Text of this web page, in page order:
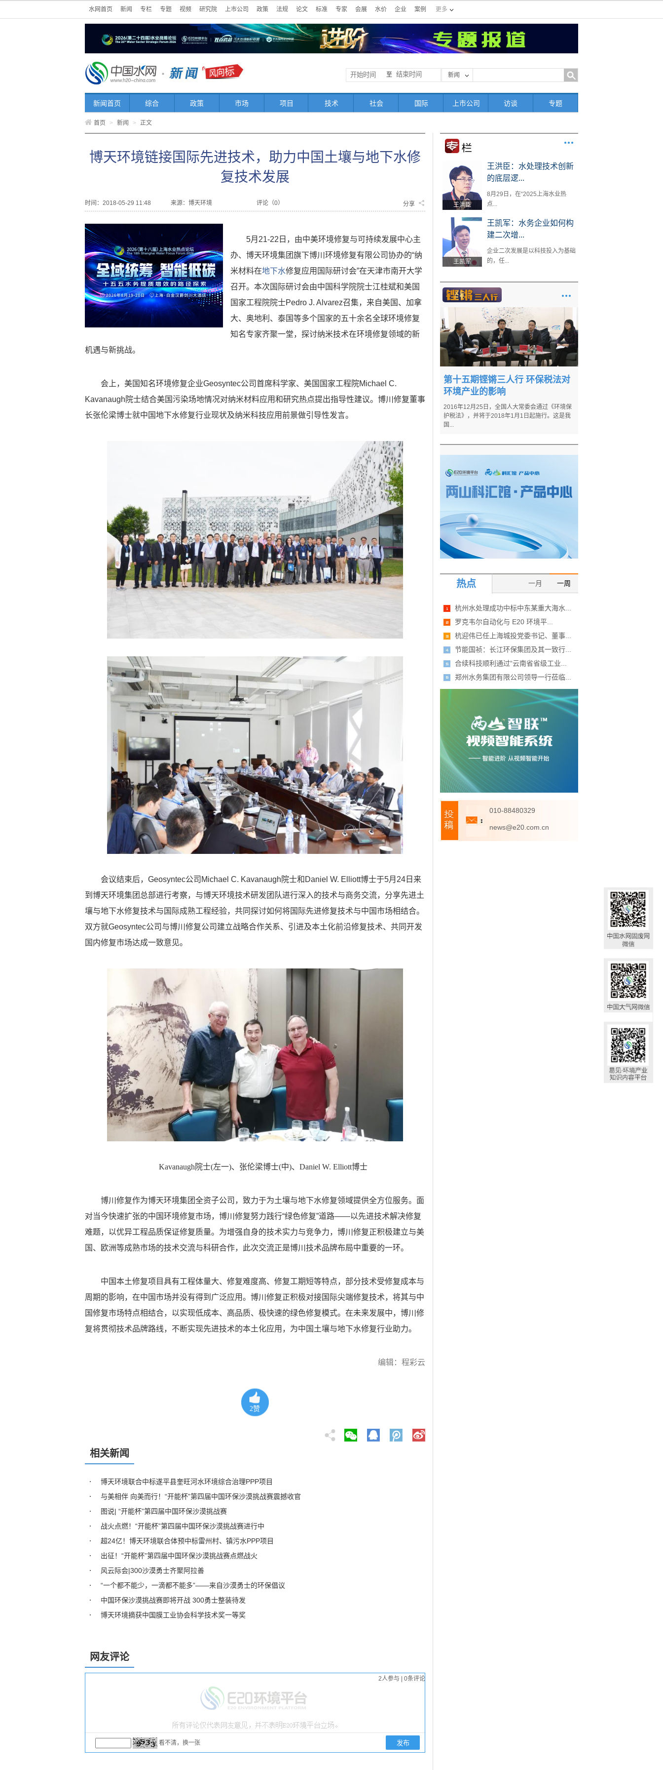
水网首页 新闻 专栏 专题 视频 研究院 上市公司 政策 法规 论文 标准 专家 会展 水价 企业 案例 更多
至 新闻
新闻首页 综合 政策 市场 项目 技术 社会 国际 上市公司 访谈 专题
首页 > 新闻 > 正文
博天环境链接国际先进技术，助力中国土壤与地下水修
复技术发展
时间：2018-05-29 11:48 来源： 博天环境 评论（0） 分享
5月21-22日，由中美环境修复与可持续发展中心主
办、博天环境集团旗下博川环境修复有限公司协办的“纳
米材料在地下水修复应用国际研讨会”在天津市南开大学
召开。本次国际研讨会由中国科学院院士江桂斌和美国
国家工程院院士Pedro J. Alvarez召集，来自美国、加拿
大、奥地利、泰国等多个国家的五十余名全球环境修复
知名专家齐聚一堂，探讨纳米技术在环境修复领域的新
机遇与新挑战。
会上，美国知名环境修复企业Geosyntec公司首席科学家、美国国家工程院Michael C.
Kavanaugh院士结合美国污染场地情况对纳米材料应用和研究热点提出指导性建议。博川修复董事
长张伦梁博士就中国地下水修复行业现状及纳米科技应用前景做引导性发言。
会议结束后，Geosyntec公司Michael C. Kavanaugh院士和Daniel W. Elliott博士于5月24日来
到博天环境集团总部进行考察，与博天环境技术研发团队进行深入的技术与商务交流，分享先进土
壤与地下水修复技术与国际成熟工程经验，共同探讨如何将国际先进修复技术与中国市场相结合。
双方就Geosyntec公司与博川修复公司建立战略合作关系、引进及本土化前沿修复技术、共同开发
国内修复市场达成一致意见。
Kavanaugh院士(左一)、张伦梁博士(中)、Daniel W. Elliott博士
博川修复作为博天环境集团全资子公司，致力于为土壤与地下水修复领域提供全方位服务。面
对当今快速扩张的中国环境修复市场，博川修复努力践行“绿色修复”道路——以先进技术解决修复
难题，以优异工程品质保证修复质量。为增强自身的技术实力与竞争力，博川修复正积极建立与美
国、欧洲等成熟市场的技术交流与科研合作，此次交流正是博川技术品牌布局中重要的一环。
中国本土修复项目具有工程体量大、修复难度高、修复工期短等特点，部分技术受修复成本与
周期的影响，在中国市场并没有得到广泛应用。博川修复正积极对接国际尖端修复技术，将其与中
国修复市场特点相结合，以实现低成本、高品质、极快速的绿色修复模式。在未来发展中，博川修
复将贯彻技术品牌路线，不断实现先进技术的本土化应用，为中国土壤与地下水修复行业助力。
编辑：程彩云
2赞
相关新闻
博天环境联合中标遂平县奎旺河水环境综合治理PPP项目
与美相伴 向美而行！“开能杯”第四届中国环保沙漠挑战赛震撼收官
图说| “开能杯”第四届中国环保沙漠挑战赛
战火点燃！“开能杯”第四届中国环保沙漠挑战赛进行中
超24亿！博天环境联合体预中标雷州村、镇污水PPP项目
出征！“开能杯”第四届中国环保沙漠挑战赛点燃战火
风云际会|300沙漠勇士齐聚阿拉善
“一个都不能少，一滴都不能多”——来自沙漠勇士的环保倡议
中国环保沙漠挑战赛即将开战 300勇士整装待发
博天环境摘获中国膜工业协会科学技术奖一等奖
网友评论
2人参与 0条评论
看不清，换一张
王洪臣
王洪臣：水处理技术创新
的底层逻...
8月29日，在“2025上海水业热
点...
王凯军
王凯军：水务企业如何构
建二次增...
企业二次发展是以科技投入为基础
的，任...
第十五期铿锵三人行 环保税法对
环境产业的影响
2016年12月25日，全国人大常委会通过《环境保
护税法》，并将于2018年1月1日起施行。这是我
国...
热点 一周
一月
杭州水处理成功中标中东某重大海水...
罗克韦尔自动化与 E20 环境平...
杭迎伟已任上海城投党委书记、董事...
节能国祯：长江环保集团及其一致行...
合续科技顺利通过“云南省省级工业...
郑州水务集团有限公司领导一行莅临...
010-88480329
news@e20.com.cn